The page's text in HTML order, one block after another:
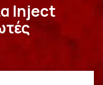
Inject